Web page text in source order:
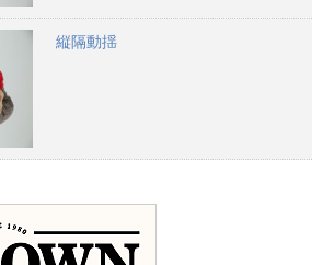
縦隔動揺